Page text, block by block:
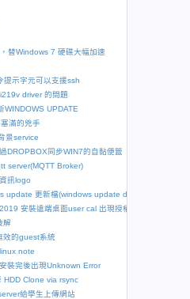
替Windows 7 硬碟大幅加速
提示字元可以支援ssh
driver 的問題
WINDOWS UPDATE
滿的兇手
景service
DROPBOX同步WIN7的自黏便籤
server(MQTT Broker)
訊logo
update 更新檔(windows update downloader)
安裝遠端桌面user cal 出現授權問題
解
效的guest系統
note
裝完後出現Unknown Error
HDD Clone via rsync
給學生上傳網站